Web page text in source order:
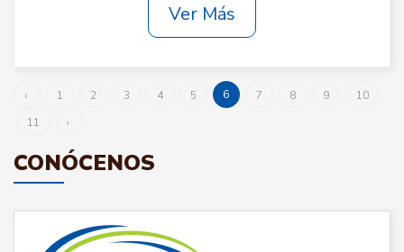
Ver Más
‹ 1 2 3 4 5 6 7 8 9
10
11
›
CONÓCENOS